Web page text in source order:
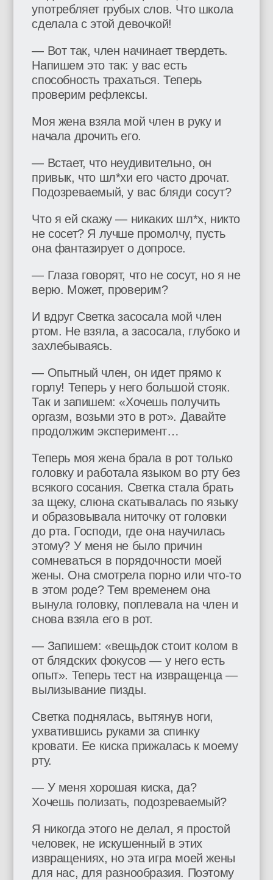
употребляет грубых слов. Что школа
сделала с этой девочкой!
— Вот так, член начинает твердеть.
Напишем это так: у вас есть
способность трахаться. Теперь
проверим рефлексы.
Моя жена взяла мой член в руку и
начала дрочить его.
— Встает, что неудивительно, он
привык, что шл*хи его часто дрочат.
Подозреваемый, у вас бляди сосут?
Что я ей скажу — никаких шл*х, никто
не сосет? Я лучше промолчу, пусть
она фантазирует о допросе.
— Глаза говорят, что не сосут, но я не
верю. Может, проверим?
И вдруг Светка засосала мой член
ртом. Не взяла, а засосала, глубоко и
захлебываясь.
— Опытный член, он идет прямо к
горлу! Теперь у него большой стояк.
Так и запишем: «Хочешь получить
оргазм, возьми это в рот». Давайте
продолжим эксперимент…
Теперь моя жена брала в рот только
головку и работала языком во рту без
всякого сосания. Светка стала брать
за щеку, слюна скатывалась по языку
и образовывала ниточку от головки
до рта. Господи, где она научилась
этому? У меня не было причин
сомневаться в порядочности моей
жены. Она смотрела порно или что-то
в этом роде? Тем временем она
вынула головку, поплевала на член и
снова взяла его в рот.
— Запишем: «вещьдок стоит колом в
от блядских фокусов — у него есть
опыт». Теперь тест на извращенца —
вылизывание пизды.
Светка поднялась, вытянув ноги,
ухватившись руками за спинку
кровати. Ее киска прижалась к моему
рту.
— У меня хорошая киска, да?
Хочешь полизать, подозреваемый?
Я никогда этого не делал, я простой
человек, не искушенный в этих
извращениях, но эта игра моей жены
для нас, для разнообразия. Поэтому